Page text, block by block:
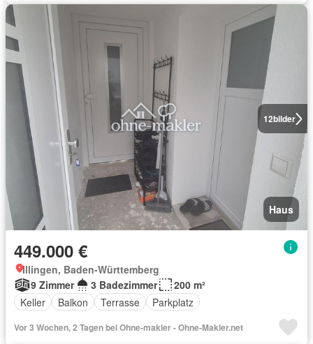
12bilder
Haus
449.000 €
Illingen, Baden-Württemberg
9 Zimmer
3 Badezimmer
200 m²
Keller
Balkon Terrasse Parkplatz
Vor 3 Wochen, 2 Tagen bei Ohne-makler - Ohne-Makler.net